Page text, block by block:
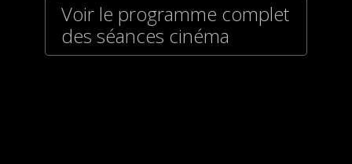
Voir le programme complet
des séances cinéma